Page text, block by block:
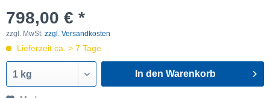
798,00 € *
zzgl. MwSt. zzgl. Versandkosten
Lieferzeit ca. > 7 Tage
1 kg In den Warenkorb